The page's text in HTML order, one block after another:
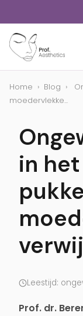
Home › Blog ›
moedervlekke...
in
Leestijd:
Prof. dr.